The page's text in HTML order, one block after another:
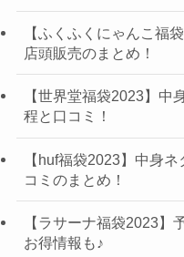
【ふくふくにゃんこ福
店頭販売のまとめ！
【世界堂福袋2023】中
程と口コミ！
【huf福袋2023】中身
コミのまとめ！
【ラサーナ福袋2023】
お得情報も♪